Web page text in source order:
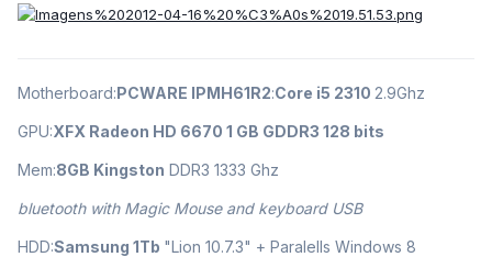
Motherboard:PCWARE IPMH61R2:Core i5 2310 2.9Ghz
GPU:XFX Radeon HD 6670 1 GB GDDR3 128 bits
Mem:8GB Kingston DDR3 1333 Ghz
bluetooth with Magic Mouse and keyboard USB
HDD:Samsung 1Tb "Lion 10.7.3" + Paralells Windows 8